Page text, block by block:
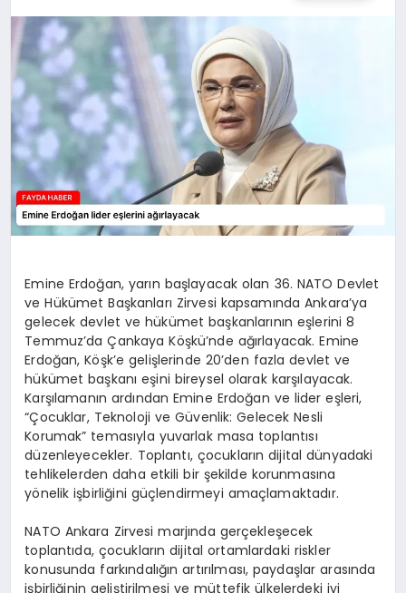
SIYASET
MAGAZIN
YAŞAM
SAĞLIK
EĞITIM
Emine Erdoğan, yarın başlayacak olan 36. NATO Devlet
ve Hükümet Başkanları Zirvesi kapsamında Ankara’ya
gelecek devlet ve hükümet başkanlarının eşlerini 8
Temmuz’da Çankaya Köşkü’nde ağırlayacak. Emine
Erdoğan, Köşk’e gelişlerinde 20’den fazla devlet ve
hükümet başkanı eşini bireysel olarak karşılayacak.
Karşılamanın ardından Emine Erdoğan ve lider eşleri,
“Çocuklar, Teknoloji ve Güvenlik: Gelecek Nesli
Korumak” temasıyla yuvarlak masa toplantısı
düzenleyecekler. Toplantı, çocukların dijital dünyadaki
tehlikelerden daha etkili bir şekilde korunmasına
yönelik işbirliğini güçlendirmeyi amaçlamaktadır.
NATO Ankara Zirvesi marjında gerçekleşecek
toplantıda, çocukların dijital ortamlardaki riskler
konusunda farkındalığın artırılması, paydaşlar arasında
işbirliğinin geliştirilmesi ve müttefik ülkelerdeki iyi